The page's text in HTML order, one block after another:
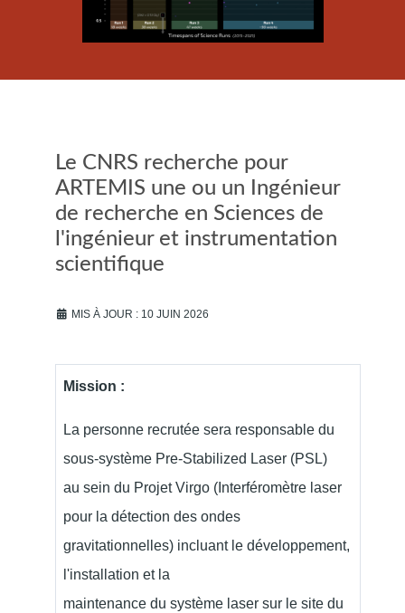
Le CNRS recherche pour
ARTEMIS une ou un Ingénieur
de recherche en Sciences de
l'ingénieur et instrumentation
scientifique
MIS À JOUR : 10 JUIN 2026
Mission :
La personne recrutée sera responsable du
sous-système Pre-Stabilized Laser (PSL)
au sein du Projet Virgo (Interféromètre laser
pour la détection des ondes
gravitationnelles) incluant le développement,
l'installation et la
maintenance du système laser sur le site du